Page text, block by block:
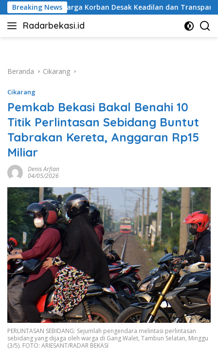
Langsung
ke
konten
Breaking News
Keadilan dan Transparansi Hasil Investigasi
Radarbekasi.id
Berita
Beranda
Cikarang
Cikarang
Pemkab Bekasi Bakal Benahi 10
Titik Perlintasan Sebidang Buntut
Tabrakan Kereta, Anggaran Rp15
Miliar
Denis Arfian
04/05/2026
PERLINTASAN SEBIDANG: Sejumlah pengendara melintasi perlintasan
sebidang yang dijaga oleh warga di Gang Walet, Tambun Selatan, Minggu
(3/5). FOTO: ARIESANT/RADAR BEKASI